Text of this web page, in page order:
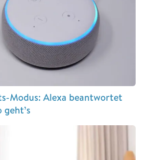
Modus: Alexa beantwortet